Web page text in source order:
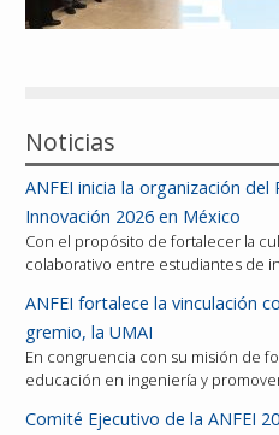
Afiliación
Noticias
ANFEI inicia la organización
Innovación 2026 en México
Con el propósito de fortalecer la
colaborativo entre estudiantes de
ANFEI fortalece la vinculación
gremio, la UMAI
En congruencia con su misión de
educación en ingeniería y
Comité Ejecutivo de la ANFEI